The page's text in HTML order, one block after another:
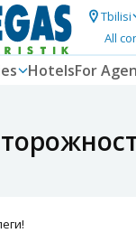
Tbilisi
All
HotelsFor